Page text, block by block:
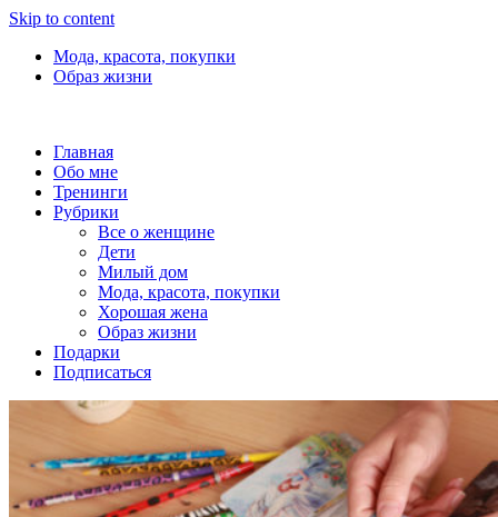
Skip to content
Мода, красота, покупки
Образ жизни
Главная
Обо мне
Тренинги
Рубрики
Все о женщине
Дети
Милый дом
Мода, красота, покупки
Хорошая жена
Образ жизни
Подарки
Подписаться